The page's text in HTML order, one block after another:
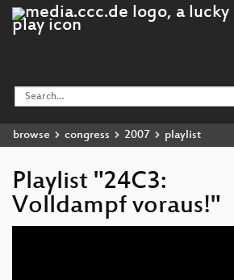
browse congress 2007 playlist
Playlist "24C3:
Volldampf voraus!"